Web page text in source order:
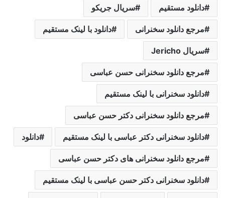
دانلود مستقیم سریال جریکو
مرجع دانلود سخنرانی دانلود با لینک مستقیم
سریال Jericho
مرجع دانلود سخنرانی حسن عباسی
دانلود سخنرانی با لینک مستقیم
مرجع دانلود سخنرانی دکتر حسن عباسی
دانلود سخنرانی دکتر عباسی با لینک مستقیم دانلود
مرجع دانلود سخنرانی های دکتر حسن عباسی
دانلود سخنرانی دکتر حسن عباسی با لینک مستقیم